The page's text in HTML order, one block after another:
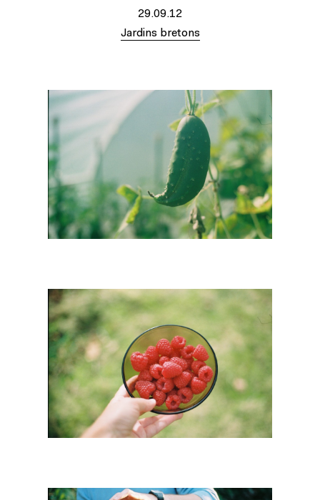
29.09.12
Jardins bretons